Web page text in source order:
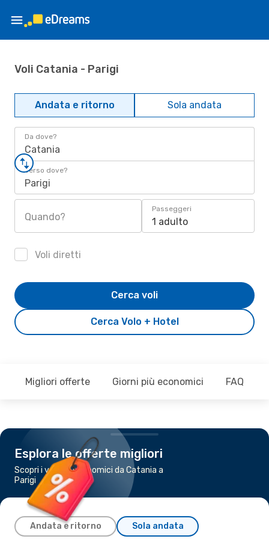
Voli Catania - Parigi
Andata e ritorno Sola andata
Da dove?
Catania
Verso dove?
Parigi
Quando?
Passeggeri
1 adulto
Voli diretti
Cerca Volo + Hotel
Cerca voli
Migliori offerte Giorni più economici FAQ
Esplora le offerte migliori
Scopri i voli più economici da Catania a
Parigi
Andata e ritorno Sola andata